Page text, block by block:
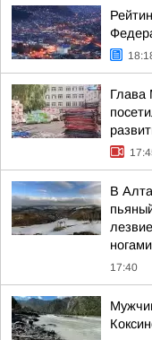
Глава
В
ногами
17:40